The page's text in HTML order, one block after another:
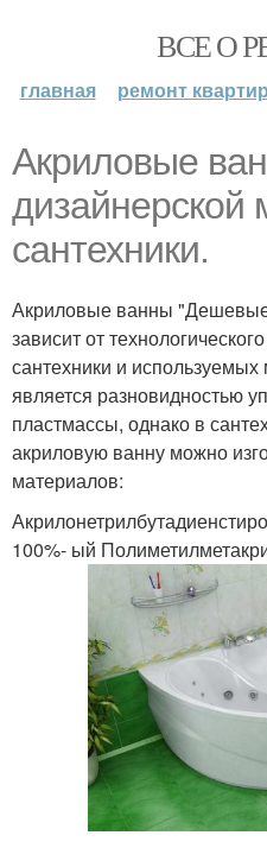
ВСЕ О
главная ремонт квартир
Акриловые
сантехники.
Акриловые ванны
зависит от
сантехники и
является разновидностью
пластмассы, однако в
акриловую ванну можно
материалов:
100%- ый